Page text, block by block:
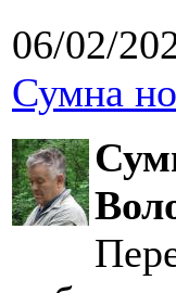
06/02/
Сумна